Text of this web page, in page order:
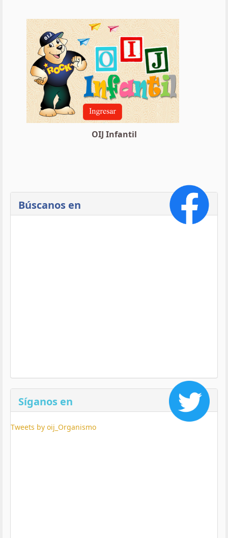
OIJ Infantil
Búscanos en
Síganos en
Tweets by oij_Organismo